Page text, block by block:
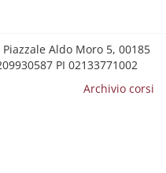
Aldo Moro 5, 00185
PI 02133771002
Archivio corsi